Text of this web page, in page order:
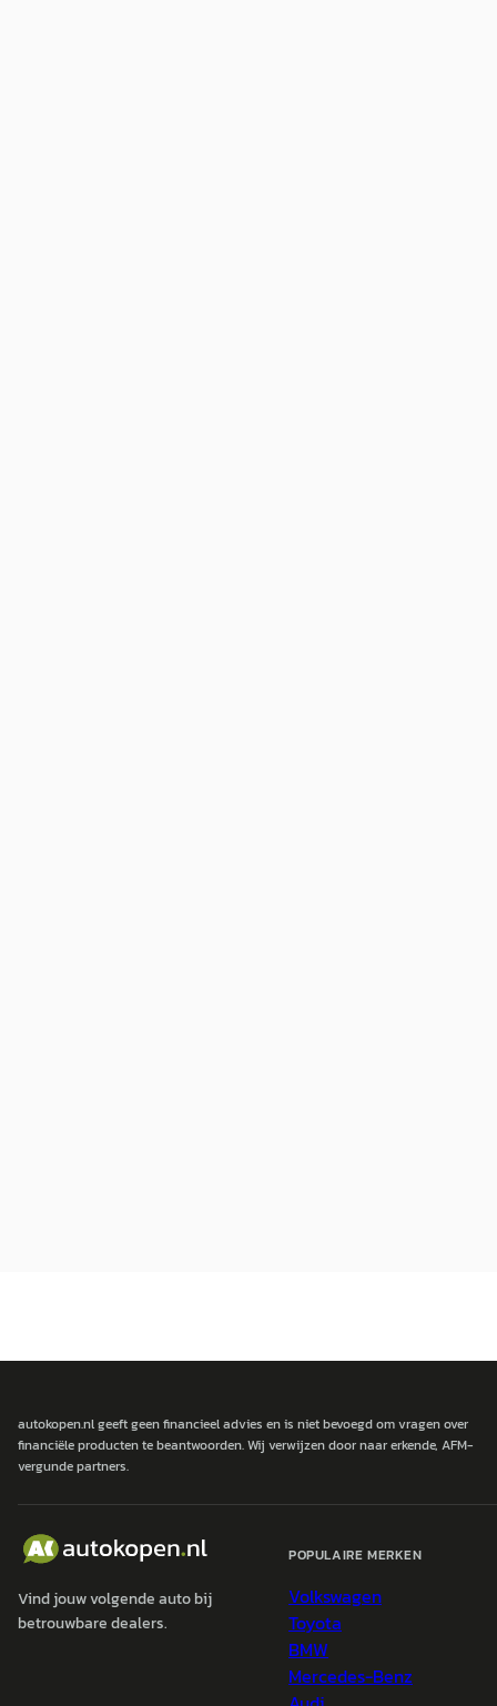
autokopen.nl geeft geen financieel advies en is niet bevoegd om vragen over
financiële producten te beantwoorden. Wij verwijzen door naar erkende, AFM-
vergunde partners.
Vind jouw volgende auto bij
betrouwbare dealers.
POPULAIRE MERKEN
Volkswagen
Toyota
BMW
Mercedes-Benz